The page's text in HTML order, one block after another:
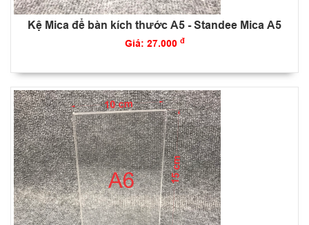
Kệ Mica để bàn kích thước A5 - Standee Mica A5
Giá: 27.000 đ